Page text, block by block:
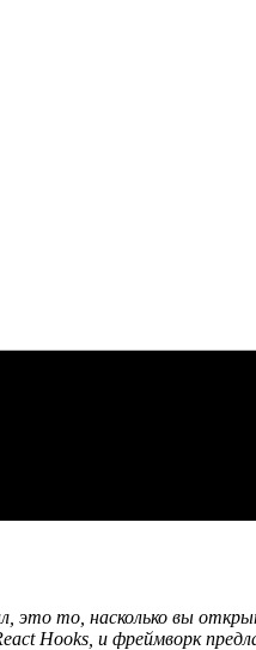
это то, насколько вы
Hooks, и фреймворк